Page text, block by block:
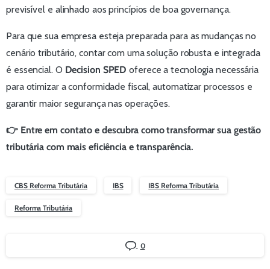
previsível e alinhado aos princípios de boa governança.
Para que sua empresa esteja preparada para as mudanças no
cenário tributário, contar com uma solução robusta e integrada
é essencial. O Decision SPED oferece a tecnologia necessária
para otimizar a conformidade fiscal, automatizar processos e
garantir maior segurança nas operações.
👉 Entre em contato e descubra como transformar sua gestão
tributária com mais eficiência e transparência.
CBS Reforma Tributária IBS IBS Reforma Tributária
Reforma Tributária
0